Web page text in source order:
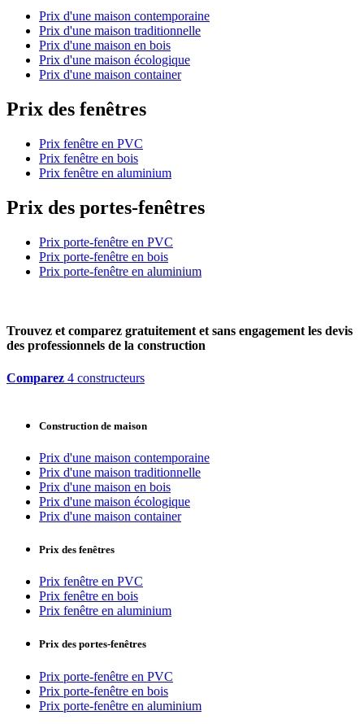
Prix d'une maison contemporaine
Prix d'une maison traditionnelle
Prix d'une maison en bois
Prix d'une maison écologique
Prix d'une maison container
Prix des fenêtres
Prix fenêtre en PVC
Prix fenêtre en bois
Prix fenêtre en aluminium
Prix des portes-fenêtres
Prix porte-fenêtre en PVC
Prix porte-fenêtre en bois
Prix porte-fenêtre en aluminium
Trouvez et comparez gratuitement et sans engagement les devis
des professionnels de la construction
Comparez 4 constructeurs
Construction de maison
Prix d'une maison contemporaine
Prix d'une maison traditionnelle
Prix d'une maison en bois
Prix d'une maison écologique
Prix d'une maison container
Prix des fenêtres
Prix fenêtre en PVC
Prix fenêtre en bois
Prix fenêtre en aluminium
Prix des portes-fenêtres
Prix porte-fenêtre en PVC
Prix porte-fenêtre en bois
Prix porte-fenêtre en aluminium